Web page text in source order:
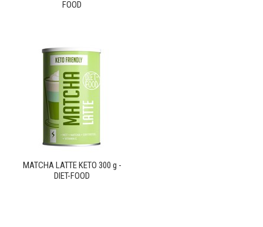
FOOD
MATCHA LATTE KETO 300 g -
DIET-FOOD